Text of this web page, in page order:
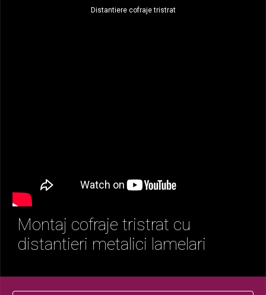
Distantiere cofraje tristrat
Montaj cofraje tristrat cu
distantieri metalici lamelari